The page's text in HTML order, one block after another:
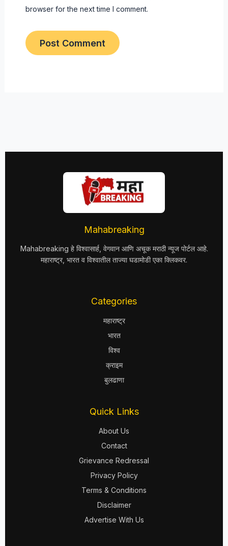
browser for the next time I comment.
Mahabreaking
Mahabreaking हे विश्वासार्ह, वेगवान आणि अचूक मराठी न्यूज पोर्टल आहे.
महाराष्ट्र, भारत व विश्वातील ताज्या घडामोडी एका क्लिकवर.
Categories
महाराष्ट्र
भारत
विश्व
क्राइम
बुलढाणा
Quick Links
About Us
Contact
Grievance Redressal
Privacy Policy
Terms & Conditions
Disclaimer
Advertise With Us